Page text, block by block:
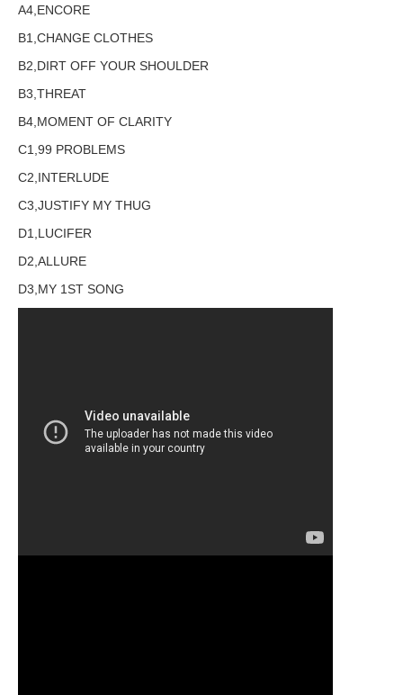
A4,ENCORE
B1,CHANGE CLOTHES
B2,DIRT OFF YOUR SHOULDER
B3,THREAT
B4,MOMENT OF CLARITY
C1,99 PROBLEMS
C2,INTERLUDE
C3,JUSTIFY MY THUG
D1,LUCIFER
D2,ALLURE
D3,MY 1ST SONG